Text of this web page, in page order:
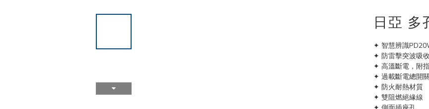
日亞 多
✦ 智慧辨識
✦ 防雷擊突波吸
✦ 高溫斷電，附
✦ 過載斷電總開關
✦ 防火耐熱材質
✦ 雙阻燃絕緣線